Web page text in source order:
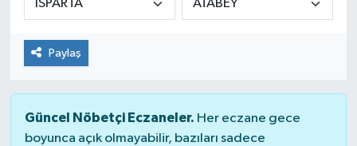
Paylaş
Güncel Nöbetçi Eczaneler. Her eczane gece
boyunca açık olmayabilir, bazıları sadece
Kültür Sanat